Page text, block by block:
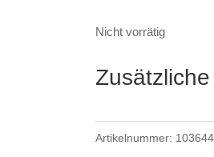
Nicht vorrätig
Artikelnummer: 103644